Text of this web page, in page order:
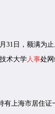
日，额满为止
术大学人事处网
上海市居住证